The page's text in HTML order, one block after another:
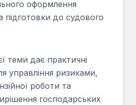
оформлення
підготовки до судового
теми дає практичні
управління ризиками,
роботи та
господарських